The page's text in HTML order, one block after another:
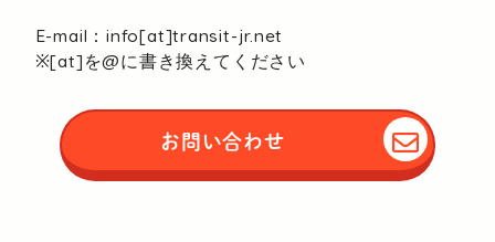
E-mail：info[at]transit-jr.net
※[at]を@に書き換えてください
お問い合わせ